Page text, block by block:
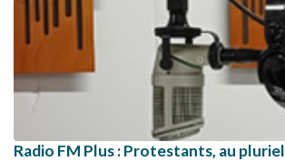
Radio FM Plus : Protestants, au pluriel